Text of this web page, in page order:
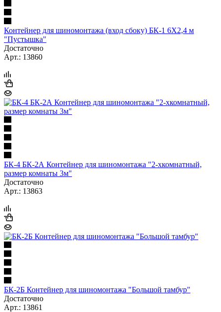
Контейнер для шиномонтажа (вход сбоку) БК-1 6Х2,4 м
"Пустышка"
Достаточно
Арт.: 13860
БК-4 БК-2А Контейнер для шиномонтажа "2-хкомнатный,
размер комнаты 3м"
Достаточно
Арт.: 13863
БК-2Б Контейнер для шиномонтажа "Большой тамбур"
Достаточно
Арт.: 13861